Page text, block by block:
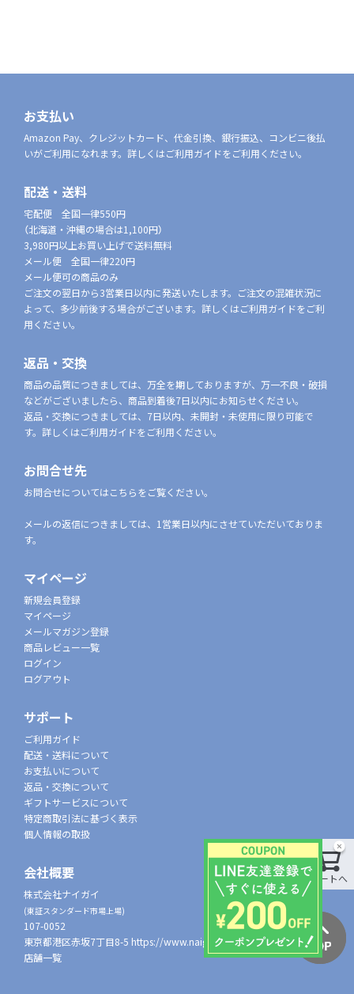
カートへ
お支払い
Amazon Pay、クレジットカード、代金引換、銀行振込、コンビニ後払
いがご利用になれます。詳しくはご利用ガイドをご利用ください。
配送・送料
宅配便 全国一律550円
（北海道・沖縄の場合は1,100円）
3,980円以上お買い上げで送料無料
メール便 全国一律220円
メール便可の商品のみ
ご注文の翌日から3営業日以内に発送いたします。ご注文の混雑状況に
よって、多少前後する場合がございます。詳しくはご利用ガイドをご利
用ください。
返品・交換
商品の品質につきましては、万全を期しておりますが、万一不良・破損
などがございましたら、商品到着後7日以内にお知らせください。
返品・交換につきましては、7日以内、未開封・未使用に限り可能で
す。詳しくはご利用ガイドをご利用ください。
お問合せ先
お問合せについてはこちらをご覧ください。
メールの返信につきましては、1営業日以内にさせていただいておりま
す。
マイページ
新規会員登録
マイページ
メールマガジン登録
商品レビュー一覧
ログイン
ログアウト
サポート
ご利用ガイド
配送・送料について
お支払いについて
返品・交換について
ギフトサービスについて
特定商取引法に基づく表示
個人情報の取扱
会社概要
株式会社ナイガイ
(東証スタンダード市場上場)
107-0052
東京都港区赤坂7丁目8-5 https://www.naigai.co.jp/corp/
店舗一覧